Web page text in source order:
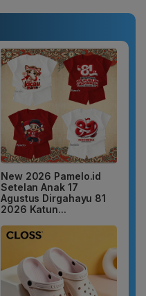
New 2026 Pamelo.id
Setelan Anak 17
Agustus Dirgahayu 81
2026 Katun...